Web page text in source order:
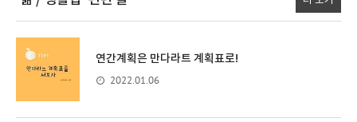
연간계획은 만다라트 계획표로!
2022.01.06